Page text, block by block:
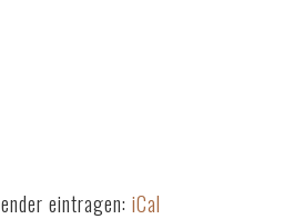
eintragen: iCal